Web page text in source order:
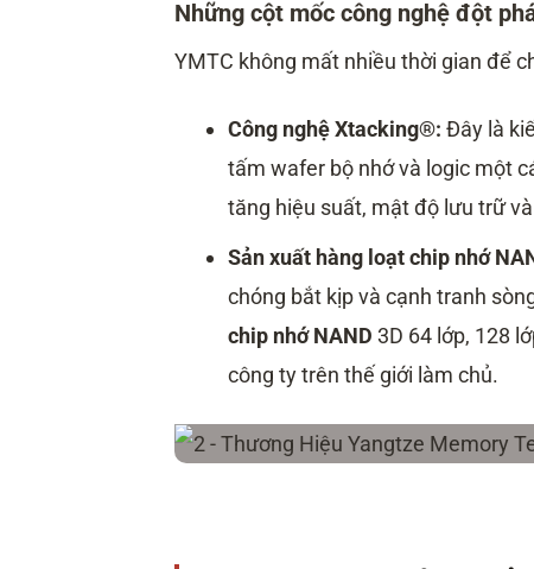
Những cột mốc công nghệ đột
YMTC không mất nhiều thời gian để
Công nghệ Xtacking®: Đây là
tấm wafer bộ nhớ và logic một
tăng hiệu suất, mật độ lưu trữ
Sản xuất hàng loạt chip nhớ
chóng bắt kịp và cạnh tranh
chip nhớ NAND 3D 64 lớp, 128
công ty trên thế giới làm chủ.